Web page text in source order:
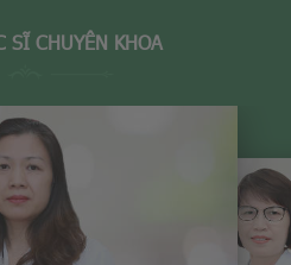
SĨ CHUYÊN KHOA